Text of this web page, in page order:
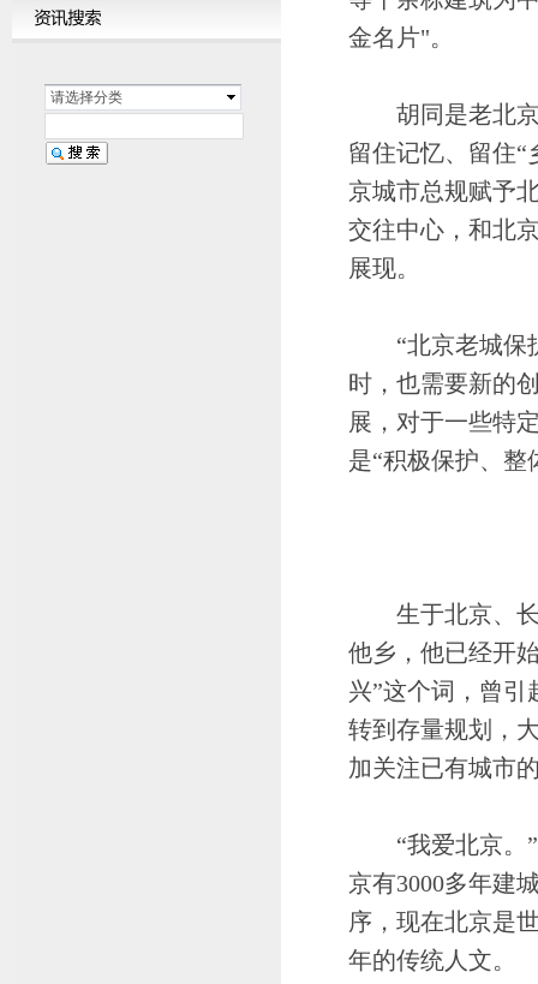
请选择分类
金名片"。
胡同是老北京
留住记忆、留住
京城市总规赋予
交往中心，和北
展现。
“北京老城保护
时，也需要新的
展，对于一些特
是“积极保护、整
生于北京、长
他乡，他已经开
兴”这个词，曾
转到存量规划，
加关注已有城市
“我爱北京。”
京有3000多年建
序，现在北京是
年的传统人文。